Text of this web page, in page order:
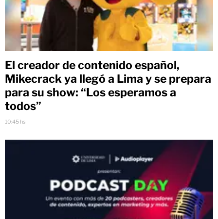
El creador de contenido español,
Mikecrack ya llegó a Lima y se prepara
para su show: “Los esperamos a
todos”
10:45 hs